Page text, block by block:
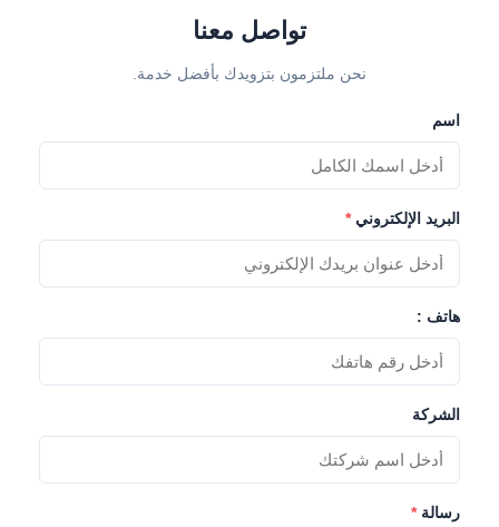
تواصل معنا
نحن ملتزمون بتزويدك بأفضل خدمة.
اسم
البريد الإلكتروني*
هاتف :
الشركة
رسالة*